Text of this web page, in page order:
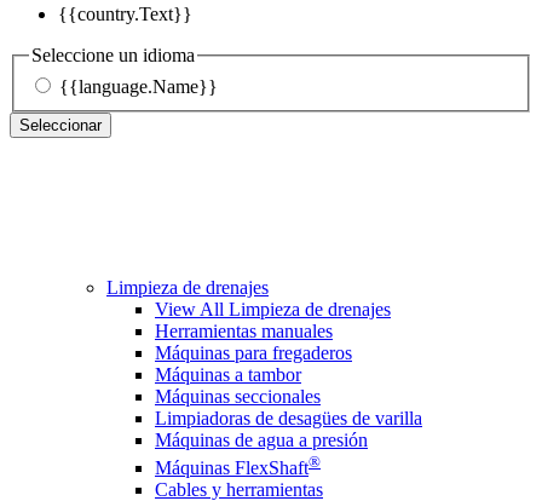
{{country.Text}}
Seleccione un idioma
{{language.Name}}
Seleccionar
Limpieza de drenajes
View All Limpieza de drenajes
Herramientas manuales
Máquinas para fregaderos
Máquinas a tambor
Máquinas seccionales
Limpiadoras de desagües de varilla
Máquinas de agua a presión
Máquinas FlexShaft®
Cables y herramientas